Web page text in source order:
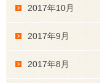
2017年10月
2017年9月
2017年8月